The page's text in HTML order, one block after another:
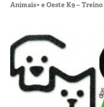
Animais+ e Oeste K9 –